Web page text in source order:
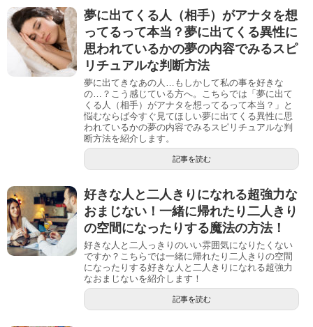
夢に出てくる人（相手）がアナタを想
ってるって本当？夢に出てくる異性に
思われているかの夢の内容でみるスピ
リチュアルな判断方法
夢に出てきなあの人…もしかして私の事を好きな
の…？こう感じている方へ。こちらでは「夢に出て
くる人（相手）がアナタを想ってるって本当？」と
悩むならば今すぐ見てほしい夢に出てくる異性に思
われているかの夢の内容でみるスピリチュアルな判
断方法を紹介します。
記事を読む
好きな人と二人きりになれる超強力な
おまじない！一緒に帰れたり二人きり
の空間になったりする魔法の方法！
好きな人と二人っきりのいい雰囲気になりたくない
ですか？こちらでは一緒に帰れたり二人きりの空間
になったりする好きな人と二人きりになれる超強力
なおまじないを紹介します！
記事を読む